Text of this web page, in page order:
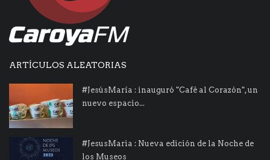
ARTÍCULOS ALEATORIAS
#JesúsMaría : inauguró "Café al Corazón", un
nuevo espacio...
#JesusMaria : Nueva edición de la Noche de
los Museos